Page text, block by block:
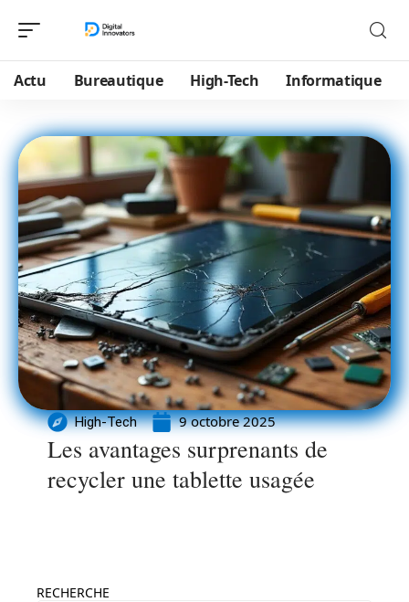
Actu Bureautique High-Tech Informatique
High-Tech 9 octobre 2025
Les avantages surprenants de
recycler une tablette usagée
RECHERCHE